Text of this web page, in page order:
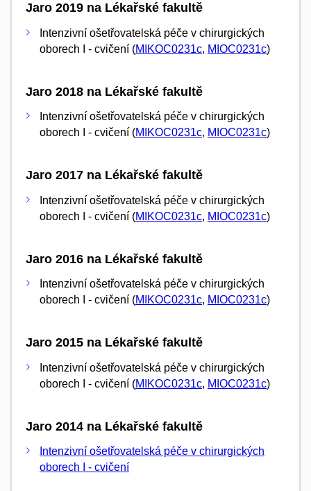
Jaro 2019 na Lékařské fakultě
Intenzivní ošetřovatelská péče v chirurgických
oborech I - cvičení (MIKOC0231c, MIOC0231c)
Jaro 2018 na Lékařské fakultě
Intenzivní ošetřovatelská péče v chirurgických
oborech I - cvičení (MIKOC0231c, MIOC0231c)
Jaro 2017 na Lékařské fakultě
Intenzivní ošetřovatelská péče v chirurgických
oborech I - cvičení (MIKOC0231c, MIOC0231c)
Jaro 2016 na Lékařské fakultě
Intenzivní ošetřovatelská péče v chirurgických
oborech I - cvičení (MIKOC0231c, MIOC0231c)
Jaro 2015 na Lékařské fakultě
Intenzivní ošetřovatelská péče v chirurgických
oborech I - cvičení (MIKOC0231c, MIOC0231c)
Jaro 2014 na Lékařské fakultě
Intenzivní ošetřovatelská péče v chirurgických
oborech I - cvičení